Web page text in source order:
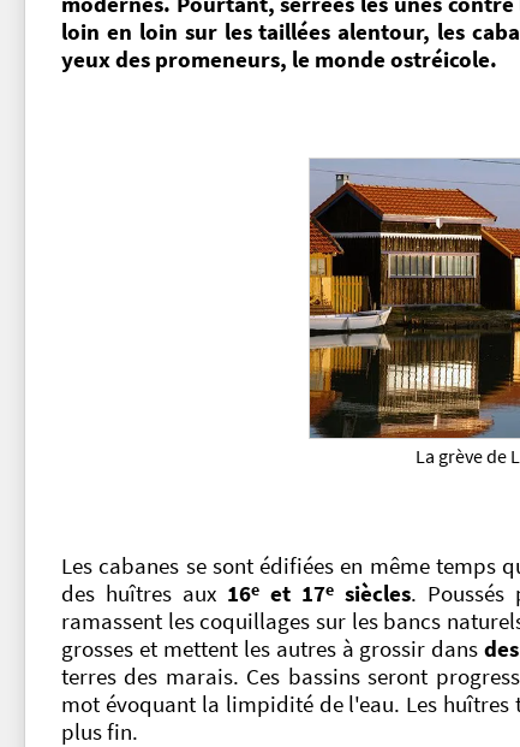
loin en loin sur les taillées alentour, les
yeux des promeneurs, le monde ostréicole.
La grève de
Les cabanes se sont édifiées en même temps
des huîtres aux 16e et 17e siècles. Poussés
ramassent les coquillages sur les bancs
grosses et mettent les autres à grossir dans
terres des marais. Ces bassins seront
mot évoquant la limpidité de l'eau. Les
plus fin.